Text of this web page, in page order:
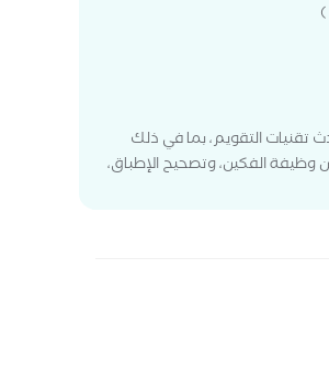
التقويم، بما في ذلك
الفكين، وتصحيح الإطباق،